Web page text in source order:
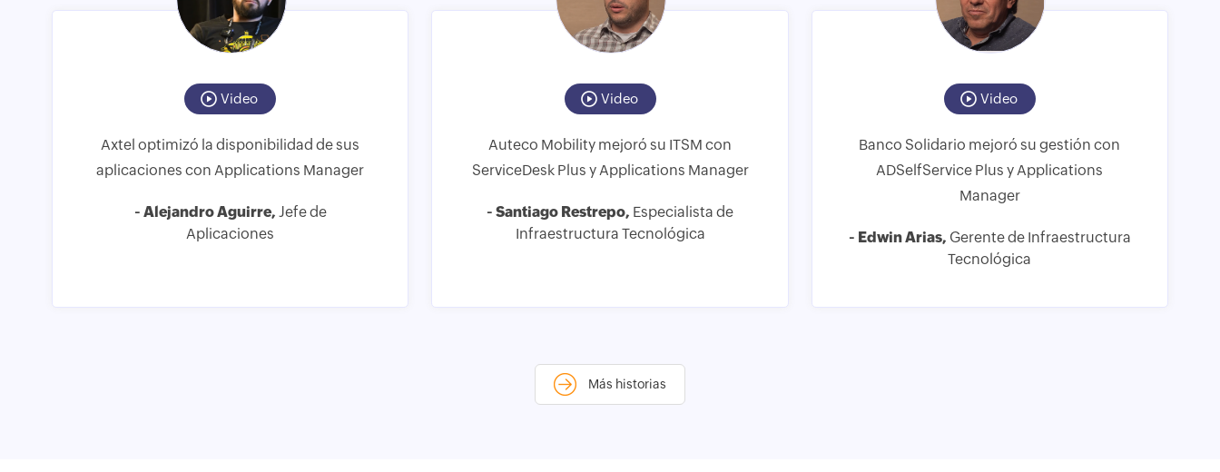
Video
Axtel optimizó la disponibilidad de sus
aplicaciones con Applications Manager
- Alejandro Aguirre, Jefe de
Aplicaciones
Video
Auteco Mobility mejoró su ITSM con
ServiceDesk Plus y Applications Manager
- Santiago Restrepo, Especialista de
Infraestructura Tecnológica
Video
Banco Solidario mejoró su gestión con
ADSelfService Plus y Applications
Manager
- Edwin Arias, Gerente de Infraestructura
Tecnológica
Más historias